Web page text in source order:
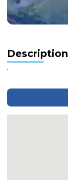
Description
.